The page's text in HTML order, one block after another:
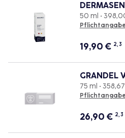
50 ml •
19,90 € 2, 3
GRANDEL
75 ml •
26,90 € 2, 3